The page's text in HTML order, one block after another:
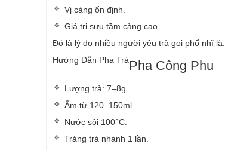
Vị càng ổn định.
Giá trị sưu tầm càng cao.
Đó là lý do nhiều người yêu trà gọi phổ nhĩ là:
Hướng Dẫn Pha TràPha Công Phu
Lượng trà: 7–8g.
Ấm từ 120–150ml.
Nước sôi 100°C.
Tráng trà nhanh 1 lần.